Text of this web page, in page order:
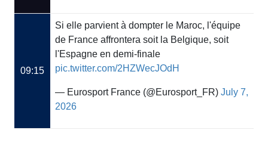
09:15
Si elle parvient à dompter le Maroc, l'équipe
de France affrontera soit la Belgique, soit
l'Espagne en demi-finale
pic.twitter.com/2HZWecJOdH
— Eurosport France (@Eurosport_FR) July 7,
2026